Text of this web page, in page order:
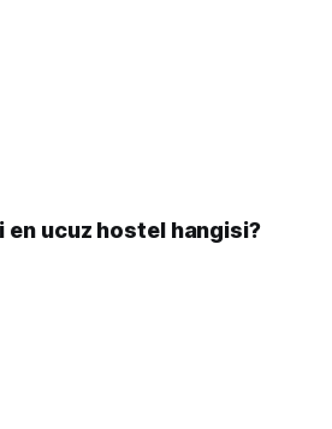
en ucuz hostel hangisi?